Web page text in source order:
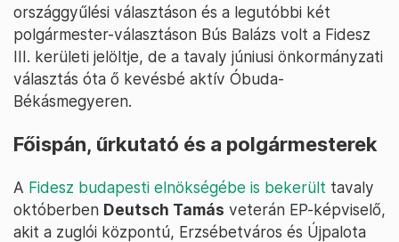
országgyűlési választáson és a legutóbbi két
polgármester-választáson Bús Balázs volt a Fidesz
III. kerületi jelöltje, de a tavaly júniusi önkormányzati
választás óta ő kevésbé aktív Óbuda-
Békásmegyeren.
Főispán, űrkutató és a polgármesterek
A Fidesz budapesti elnökségébe is bekerült tavaly
októberben Deutsch Tamás veterán EP-képviselő,
akit a zuglói központú, Erzsébetváros és Újpalota